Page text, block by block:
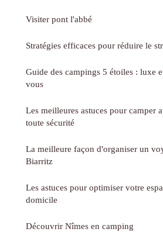
Visiter pont l'abbé
Stratégies efficaces pour réduire le
Guide des campings 5 étoiles : luxe
vous
Les meilleures astuces pour camper
toute sécurité
La meilleure façon d'organiser un
Biarritz
Les astuces pour optimiser votre
domicile
Découvrir Nîmes en camping